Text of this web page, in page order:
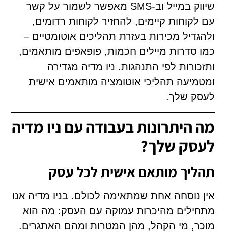
שיווק במייל וב-SMS מאפשר לשמור על קשר
עם לקוחות קיימים, להחזיר לקוחות רדומים,
ולהגדיל מכירות בעזרת תהליכים אוטומטיים –
כמו סדרות מיילים חכמות, פופאפים מותאמים,
ותזכורות לפי התנהגות. ניו מדיה מגדירה
ומטמיעה תהליכי אוטומציה מותאמים אישית
לעסק שלך.
מה היתרונות בעבודה עם ניו מדיה
לעסק שלך?
תהליך מותאם אישית לכל עסק
אין נוסחה אחת שמתאימה לכולם. בניו מדיה אנו
מתחילים מהיכרות עמוקה עם העסק: מה הוא
מוכר, מי הקהל, מהן המטרות ומהם האתגרים.